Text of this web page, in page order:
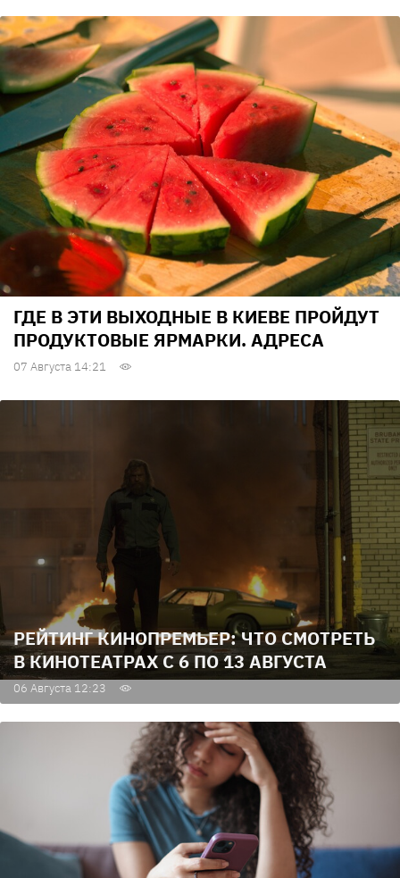
ГДЕ В ЭТИ ВЫХОДНЫЕ В КИЕВЕ ПРОЙДУТ
ПРОДУКТОВЫЕ ЯРМАРКИ. АДРЕСА
07 Августа 14:21
РЕЙТИНГ КИНОПРЕМЬЕР: ЧТО СМОТРЕТЬ
В КИНОТЕАТРАХ С 6 ПО 13 АВГУСТА
06 Августа 12:23